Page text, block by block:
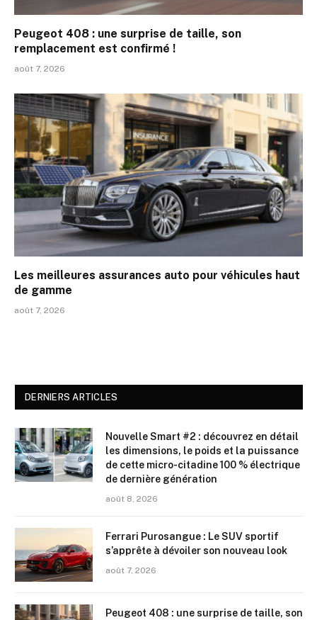
Peugeot 408 : une surprise de taille, son
remplacement est confirmé !
août 7, 2026
Les meilleures assurances auto pour véhicules haut
de gamme
août 7, 2026
DERNIERS ARTICLES
Nouvelle Smart #2 : découvrez en détail
les dimensions, le poids et la puissance
de cette micro-citadine 100 % électrique
de dernière génération
août 8, 2026
Ferrari Purosangue : Le SUV sportif
s’apprête à dévoiler son nouveau look
août 7, 2026
Peugeot 408 : une surprise de taille, son